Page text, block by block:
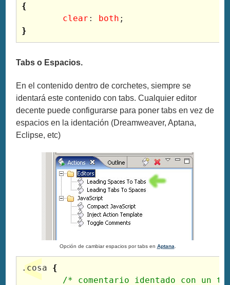
{
clear : both
}
Tabs o Espacios.
En el contenido dentro de corchetes, siempre se
identará este contenido con tabs. Cualquier editor
decente puede configurarse para poner tabs en vez de
espacios en la identación (Dreamweaver, Aptana,
Eclipse, etc)
Opción de cambiar espacios por tabs en Aptana
.cosa {
/* comentario identado con un